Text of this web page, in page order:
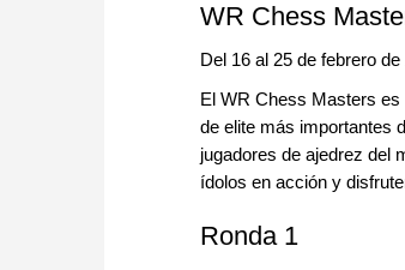
WR Chess
Del 16 al 25 de febrero de
El WR Chess Masters es
de elite más importantes
jugadores de ajedrez del
ídolos en acción y
Ronda 1